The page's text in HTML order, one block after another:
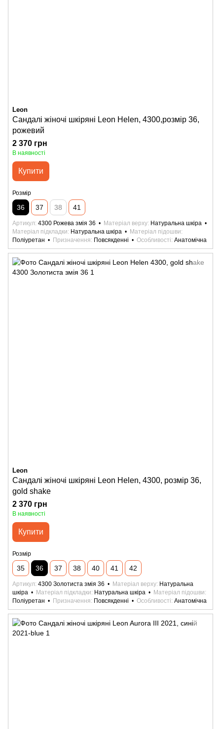
Leon
Сандалі жіночі шкіряні Leon Helen, 4300,розмір 36,
рожевий
2 370 грн
В наявності
Купити
Розмір
36 37 38 41
Артикул 4300 Рожева змія 36 Матеріал верху Натуральна шкіра
Матеріал підкладки
Натуральна шкіра
Матеріал підошви
Поліуретан
Призначення Повсякденні Особливості Анатомічна
Leon
Сандалі жіночі шкіряні Leon Helen, 4300, розмір 36,
gold shake
2 370 грн
В наявності
Купити
Розмір
35 36 37 38 40 41 42
Артикул 4300 Золотиста змія 36 Матеріал верху Натуральна
шкіра
Матеріал підкладки Натуральна шкіра
Матеріал підошви
Поліуретан
Призначення Повсякденні Особливості Анатомічна